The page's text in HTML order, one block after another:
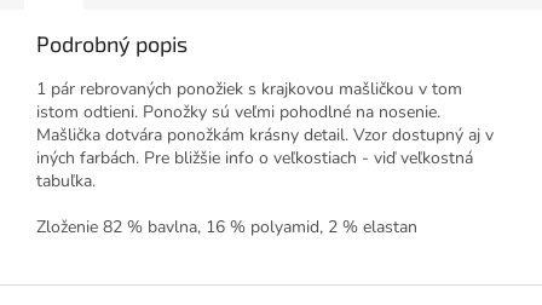
Podrobný popis
1 pár rebrovaných ponožiek s krajkovou mašličkou v tom
istom odtieni. Ponožky sú veľmi pohodlné na nosenie.
Mašlička dotvára ponožkám krásny detail. Vzor dostupný aj v
iných farbách. Pre bližšie info o veľkostiach - viď veľkostná
tabuľka.
Zloženie 82 % bavlna, 16 % polyamid, 2 % elastan